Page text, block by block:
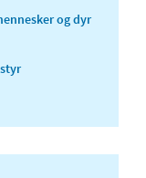
og dyr